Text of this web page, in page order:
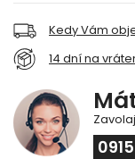
Kedy Vám
14 dní na